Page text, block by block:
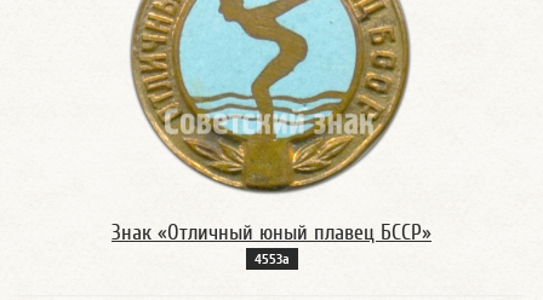
Знак «Отличный юный плавец БССР»
4553а